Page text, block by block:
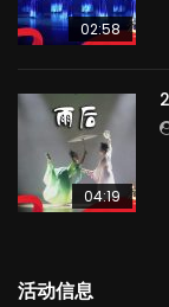
02:58
04:19
活动信息